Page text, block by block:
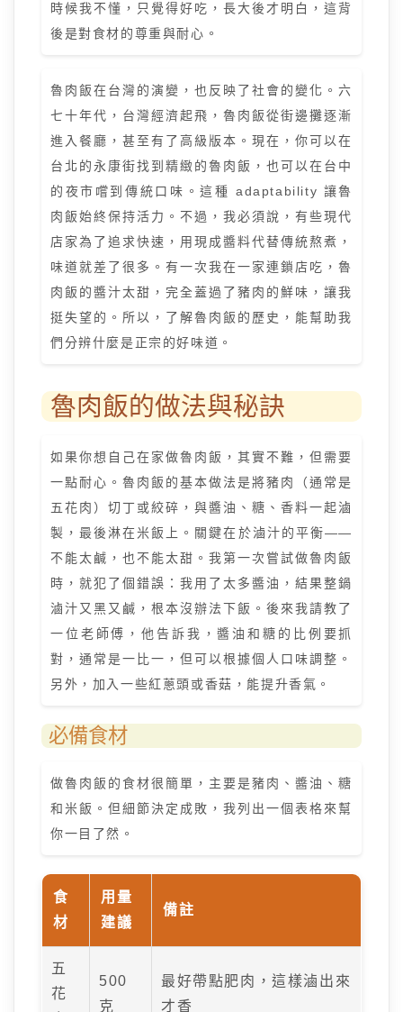
時候我不懂，只覺得好吃，長大後才明白，這背
後是對食材的尊重與耐心。
魯肉飯在台灣的演變，也反映了社會的變化。六
七十年代，台灣經濟起飛，魯肉飯從街邊攤逐漸
進入餐廳，甚至有了高級版本。現在，你可以在
台北的永康街找到精緻的魯肉飯，也可以在台中
的夜市嚐到傳統口味。這種 adaptability 讓魯
肉飯始終保持活力。不過，我必須說，有些現代
店家為了追求快速，用現成醬料代替傳統熬煮，
味道就差了很多。有一次我在一家連鎖店吃，魯
肉飯的醬汁太甜，完全蓋過了豬肉的鮮味，讓我
挺失望的。所以，了解魯肉飯的歷史，能幫助我
們分辨什麼是正宗的好味道。
魯肉飯的做法與秘訣
如果你想自己在家做魯肉飯，其實不難，但需要
一點耐心。魯肉飯的基本做法是將豬肉（通常是
五花肉）切丁或絞碎，與醬油、糖、香料一起滷
製，最後淋在米飯上。關鍵在於滷汁的平衡——
不能太鹹，也不能太甜。我第一次嘗試做魯肉飯
時，就犯了個錯誤：我用了太多醬油，結果整鍋
滷汁又黑又鹹，根本沒辦法下飯。後來我請教了
一位老師傅，他告訴我，醬油和糖的比例要抓
對，通常是一比一，但可以根據個人口味調整。
另外，加入一些紅蔥頭或香菇，能提升香氣。
必備食材
做魯肉飯的食材很簡單，主要是豬肉、醬油、糖
和米飯。但細節決定成敗，我列出一個表格來幫
你一目了然。
食
材
用量
建議
備註
五
花
500
克
最好帶點肥肉，這樣滷出來
才香